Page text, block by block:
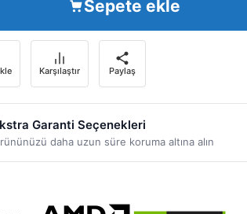
Sepete ekle
Karşılaştır Paylaş
Garanti Seçenekleri
daha uzun süre koruma altına alın